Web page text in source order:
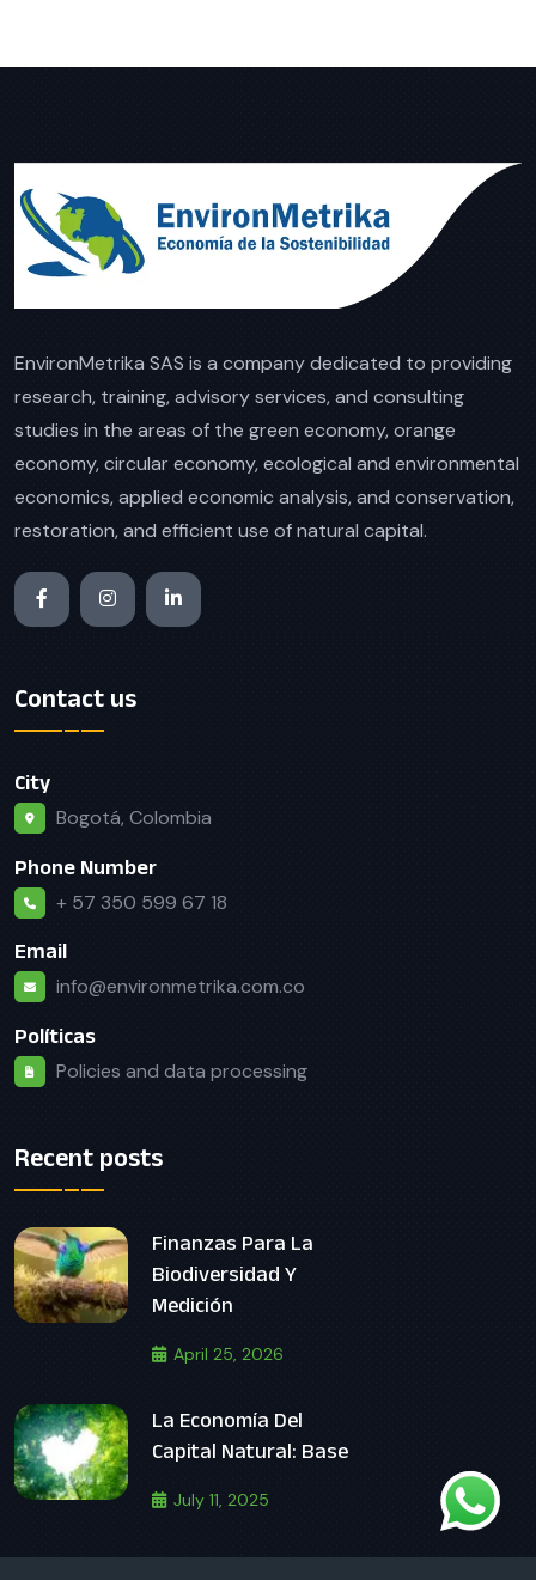
EnvironMetrika SAS is a company dedicated to providing
research, training, advisory services, and consulting
studies in the areas of the green economy, orange
economy, circular economy, ecological and environmental
economics, applied economic analysis, and conservation,
restoration, and efficient use of natural capital.
Contact us
City
Bogotá, Colombia
Phone Number
+ 57 350 599 67 18
Email
info@environmetrika.com.co
Políticas
Policies and data processing
Recent posts
Finanzas Para La
Biodiversidad Y
Medición
April 25, 2026
La Economía Del
Capital Natural: Base
July 11, 2025